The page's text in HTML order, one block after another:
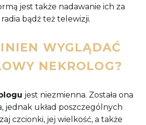
jest także nadawanie ich za
bądź też telewizji.
WYGLĄDAĆ
NEKROLOG?
jest niezmienna. Została ona
jednak układ poszczególnych
czcionki, jej wielkość, a także